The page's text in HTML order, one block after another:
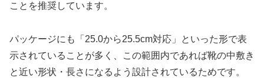
ことを推奨しています。
パッケージにも「25.0から25.5cm対応」といった形で表
示されていることが多く、この範囲内であれば靴の中敷き
と近い形状・長さになるよう設計されているためです。